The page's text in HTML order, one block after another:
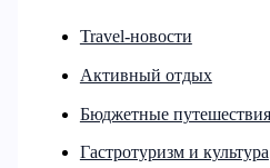
Travel-новости
Активный отдых
Бюджетные путешествия
Гастротуризм и культура